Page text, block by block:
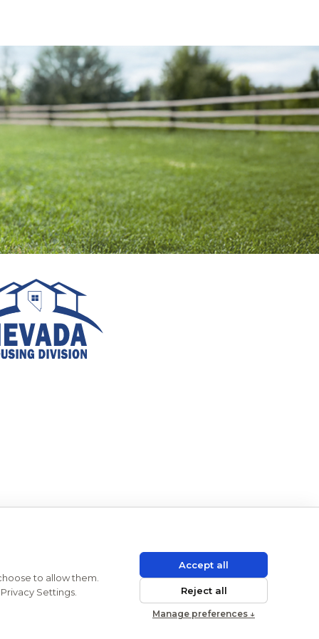
ADA
to allow them.
Settings.
Accept all
Reject all
Manage preferences ↓